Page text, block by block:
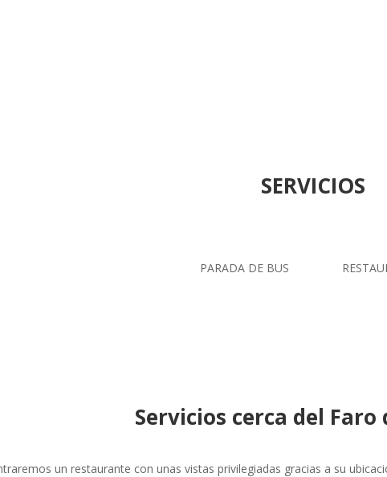
SERVICIOS
PARADA DE BUS
Servicios cerca del
un restaurante con unas vistas privilegiadas gracias a su